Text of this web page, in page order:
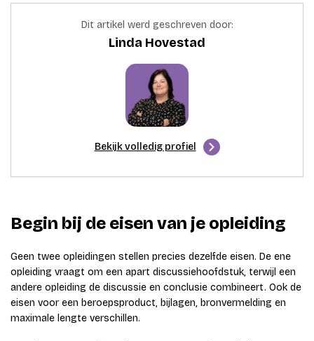
Dit artikel werd geschreven door:
Linda Hovestad
Bekijk volledig profiel
Begin bij de eisen van je opleiding
Geen twee opleidingen stellen precies dezelfde eisen. De ene
opleiding vraagt om een apart discussiehoofdstuk, terwijl een
andere opleiding de discussie en conclusie combineert. Ook de
eisen voor een beroepsproduct, bijlagen, bronvermelding en
maximale lengte verschillen.